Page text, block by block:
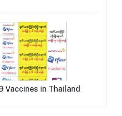
Vaccines in Thailand